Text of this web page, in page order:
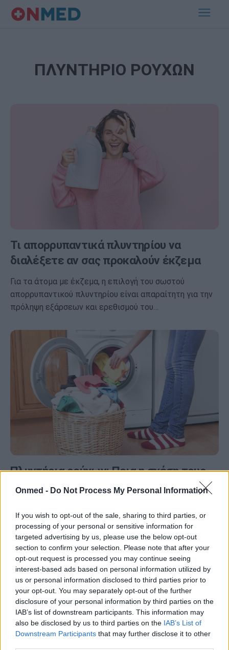
Onmed - Do Not Process My Personal Information
If you wish to opt-out of the sale, sharing to third parties, or
processing of your personal or sensitive information for
targeted advertising by us, please use the below opt-out
section to confirm your selection. Please note that after your
opt-out request is processed you may continue seeing
interest-based ads based on personal information utilized by
us or personal information disclosed to third parties prior to
your opt-out. You may separately opt-out of the further
disclosure of your personal information by third parties on the
IAB’s list of downstream participants. This information may
also be disclosed by us to third parties on the IAB’s List of
Downstream Participants that may further disclose it to other
ΠΛΥΝΤΗΡΙΟ ΡΟΥΧΩΝ
Τι απορρυπαντικά πλυντηρίου να
διαλέξετε αν σας προκαλούν έκζεμα
Για τα άτομα με έκζεμα, η επιλογή του σωστού
απορρυπαντικού πλυντηρίου είναι απαραίτητη για την
πρόληψη εξάρσεων και ερεθισμού του…
Πλυντήρια ρούχων: Ποια η σχέση τους
με την υπογονιμότητα και τις γενετικές
Τα πλυντήρια ρούχων συμβάλλουν στη χαμηλή
λίμπιντο, την υπογονιμότητα και τις γενετικές
ανωμαλίες σύμφωνα με νέα επιστημονική έρευνα από
το…